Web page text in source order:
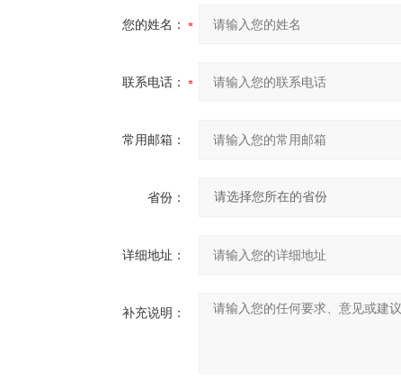
您的姓名：
联系电话：
常用邮箱：
省份：
详细地址：
补充说明：